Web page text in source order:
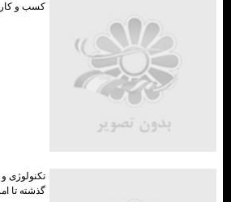
کسب ‌و
تکنولوژی
گذشته تا